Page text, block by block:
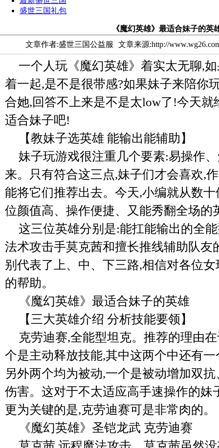
盛世三国礼包
《魔幻英雄》最适合妹子的英
文章作者:盛世三国公益服
文章来源:http://
一个人玩《魔幻英雄》着实太无聊,
着一起,是不是很带感?如果妹子来陪你
合她,回答不上来是不是太low了!今天就
适合妹子吧!
【教妹子选英雄 能输出能辅助】
妹子玩游戏很注重几个要素:易操作
来。只有符合这三点,妹子们才会喜欢,
能将它们推荐出去。今天,小编就从数
位颜值高、操作便捷、又能秀翻全场的
这三位英雄分别是:能扛能输出的全
法术攻击手莫克茜和擅长推线辅助队友
别代表了上、中、下三路,相信对各位
的帮助。
《魔幻英雄》最适合妹子的英雄
【三大英雄介绍 分析技能要领】
克劳迪赛,全能型坦克。推荐的理由
个是主动释放技能,其中这两个中还有
另外两个均为被动,一个是被动增加双
伤害。这对于不太适应高手速操作的妹
更为关键的是,克劳迪赛可是非常肉的。
《魔幻英雄》圣铠龙武 克劳迪赛